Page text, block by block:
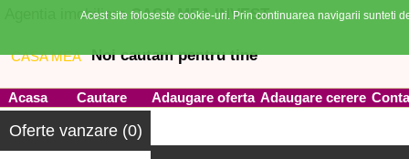
Agentia imobiliara CASA MEA INVEST
Noi cautam pentru tine
Acasa Cautare Adaugare oferta Adaugare cerere
Oferte vanzare (0)
Acest site foloseste cookie-uri. Prin continuarea navigarii sunteti